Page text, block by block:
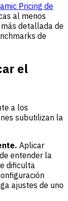
Pricing de
al menos
detallada de
de
el
a los
subutilizan la
Aplicar
entender la
dificulta
ajustes de uno